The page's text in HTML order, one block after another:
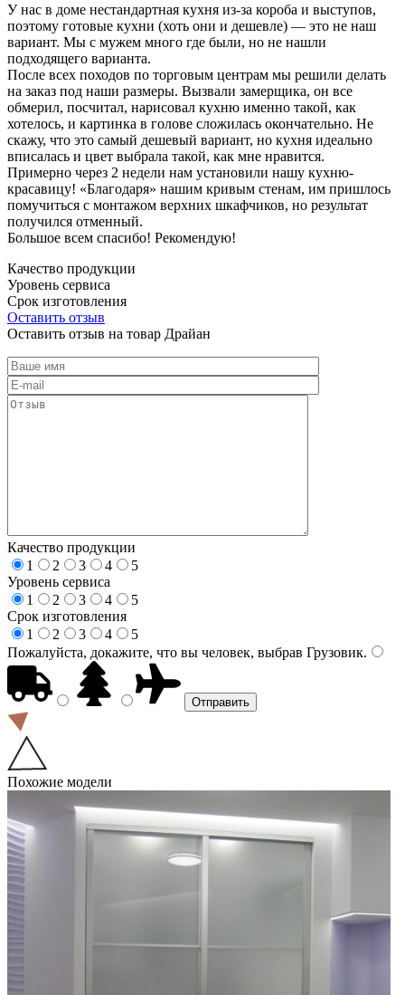
У нас в доме нестандартная кухня из-за короба и выступов,
поэтому готовые кухни (хоть они и дешевле) — это не наш
вариант. Мы с мужем много где были, но не нашли
подходящего варианта.
После всех походов по торговым центрам мы решили делать
на заказ под наши размеры. Вызвали замерщика, он все
обмерил, посчитал, нарисовал кухню именно такой, как
хотелось, и картинка в голове сложилась окончательно. Не
скажу, что это самый дешевый вариант, но кухня идеально
вписалась и цвет выбрала такой, как мне нравится.
Примерно через 2 недели нам установили нашу кухню-
красавицу! «Благодаря» нашим кривым стенам, им пришлось
помучиться с монтажом верхних шкафчиков, но результат
получился отменный.
Большое всем спасибо! Рекомендую!
Качество продукции
Уровень сервиса
Срок изготовления
Оставить отзыв
Оставить отзыв на товар Драйан
Качество продукции
1
2 3 4
5
Уровень сервиса
1
2 3 4
5
Срок изготовления
1
2 3 4
5
Пожалуйста, докажите, что вы человек, выбрав Грузовик.
Похожие модели